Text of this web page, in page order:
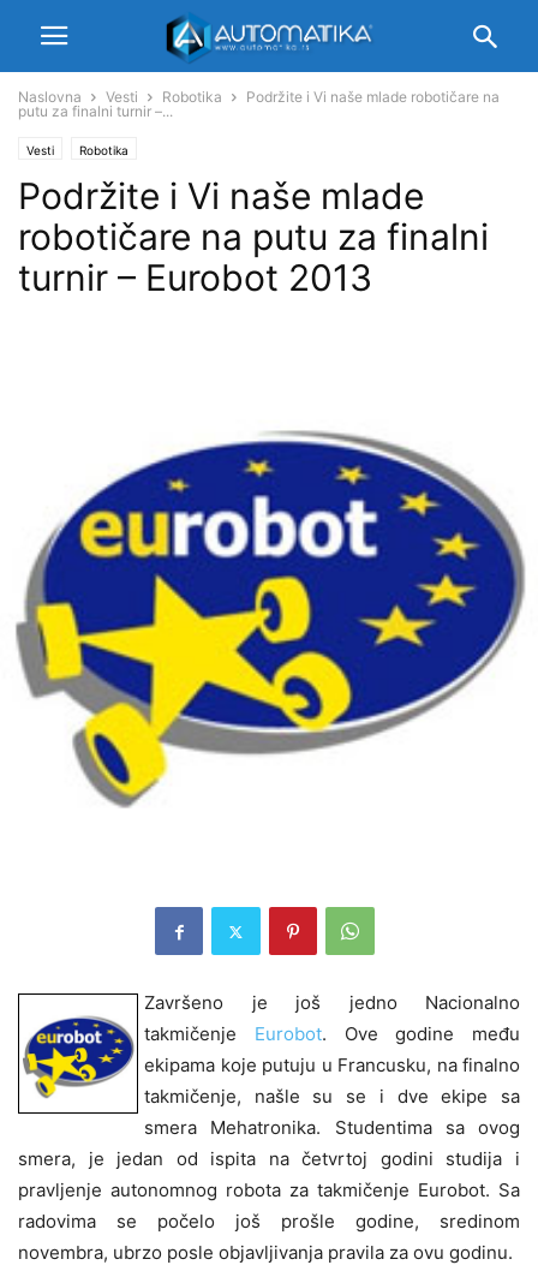
Naslovna Vesti Robotika
Podržite i Vi naše mlade robotičare na
putu za finalni turnir –...
Vesti Robotika
Podržite i Vi naše mlade
robotičare na putu za finalni
turnir – Eurobot 2013
Završeno je još jedno Nacionalno
takmičenje Eurobot. Ove godine među
ekipama koje putuju u Francusku, na finalno
takmičenje, našle su se i dve ekipe sa
smera Mehatronika. Studentima sa ovog
smera, je jedan od ispita na četvrtoj godini studija i
pravljenje autonomnog robota za takmičenje Eurobot. Sa
radovima se počelo još prošle godine, sredinom
novembra, ubrzo posle objavljivanja pravila za ovu godinu.